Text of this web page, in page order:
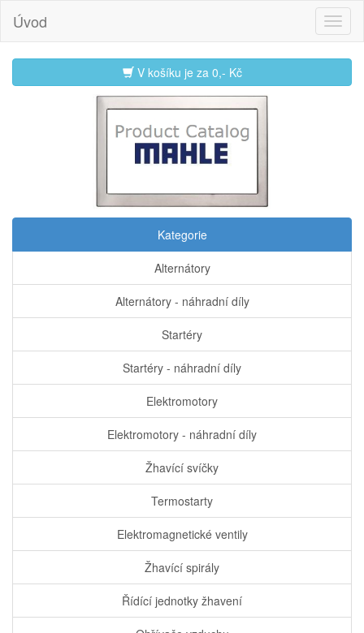
Úvod
V košíku je za 0,- Kč
Kategorie
Alternátory
Alternátory - náhradní díly
Startéry
Startéry - náhradní díly
Elektromotory
Elektromotory - náhradní díly
Žhavící svíčky
Termostarty
Elektromagnetické ventily
Žhavící spirály
Řídící jednotky žhavení